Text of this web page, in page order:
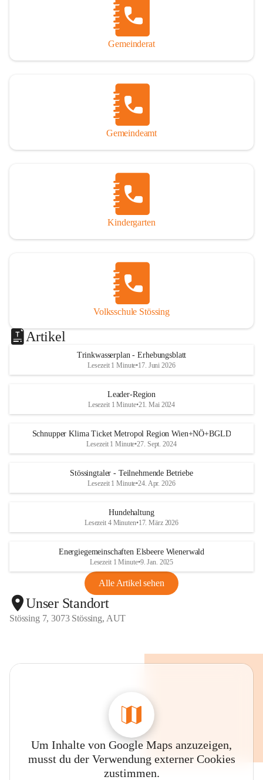
Gemeinderat
Gemeindeamt
Kindergarten
Volksschule Stössing
Artikel
Trinkwasserplan - Erhebungsblatt
Lesezeit 1 Minute•17. Juni 2026
Leader-Region
Lesezeit 1 Minute•21. Mai 2024
Schnupper Klima Ticket Metropol Region Wien+NÖ+BGLD
Lesezeit 1 Minute•27. Sept. 2024
Stössingtaler - Teilnehmende Betriebe
Lesezeit 1 Minute•24. Apr. 2026
Hundehaltung
Lesezeit 4 Minuten•17. März 2026
Energiegemeinschaften Elsbeere Wienerwald
Lesezeit 1 Minute•9. Jan. 2025
Alle Artikel sehen
Unser Standort
Stössing 7, 3073 Stössing, AUT
Um Inhalte von Google Maps anzuzeigen,
musst du der Verwendung externer Cookies
zustimmen.